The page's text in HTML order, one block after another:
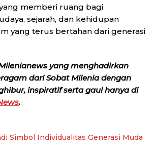
memberi ruang bagi
sejarah, dan kehidupan
yang terus bertahan dari generasi
yang menghadirkan
dari Sobat Milenia dengan
inspiratif serta gaul hanya di
.
Simbol Individualitas Generasi Muda